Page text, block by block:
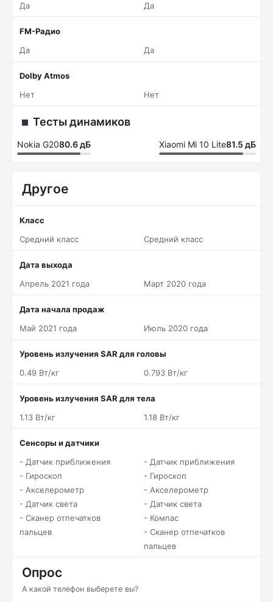
Да
Да
FM-Радио
Да
Да
Dolby Atmos
Нет
Нет
Тесты динамиков
Nokia G2080.6 дБ Xiaomi Mi 10 Lite81.5 дБ
Другое
Класс
Средний класс
Средний класс
Дата выхода
Апрель 2021 года
Март 2020 года
Дата начала продаж
Май 2021 года
Июль 2020 года
Уровень излучения SAR для головы
0.49 Вт/кг
0.793 Вт/кг
Уровень излучения SAR для тела
1.13 Вт/кг
1.18 Вт/кг
Сенсоры и датчики
- Датчик приближения
- Гироскоп
- Акселерометр
- Датчик света
- Сканер отпечатков
пальцев
- Датчик приближения
- Гироскоп
- Акселерометр
- Датчик света
- Компас
- Сканер отпечатков
пальцев
Опрос
А какой телефон выберете вы?